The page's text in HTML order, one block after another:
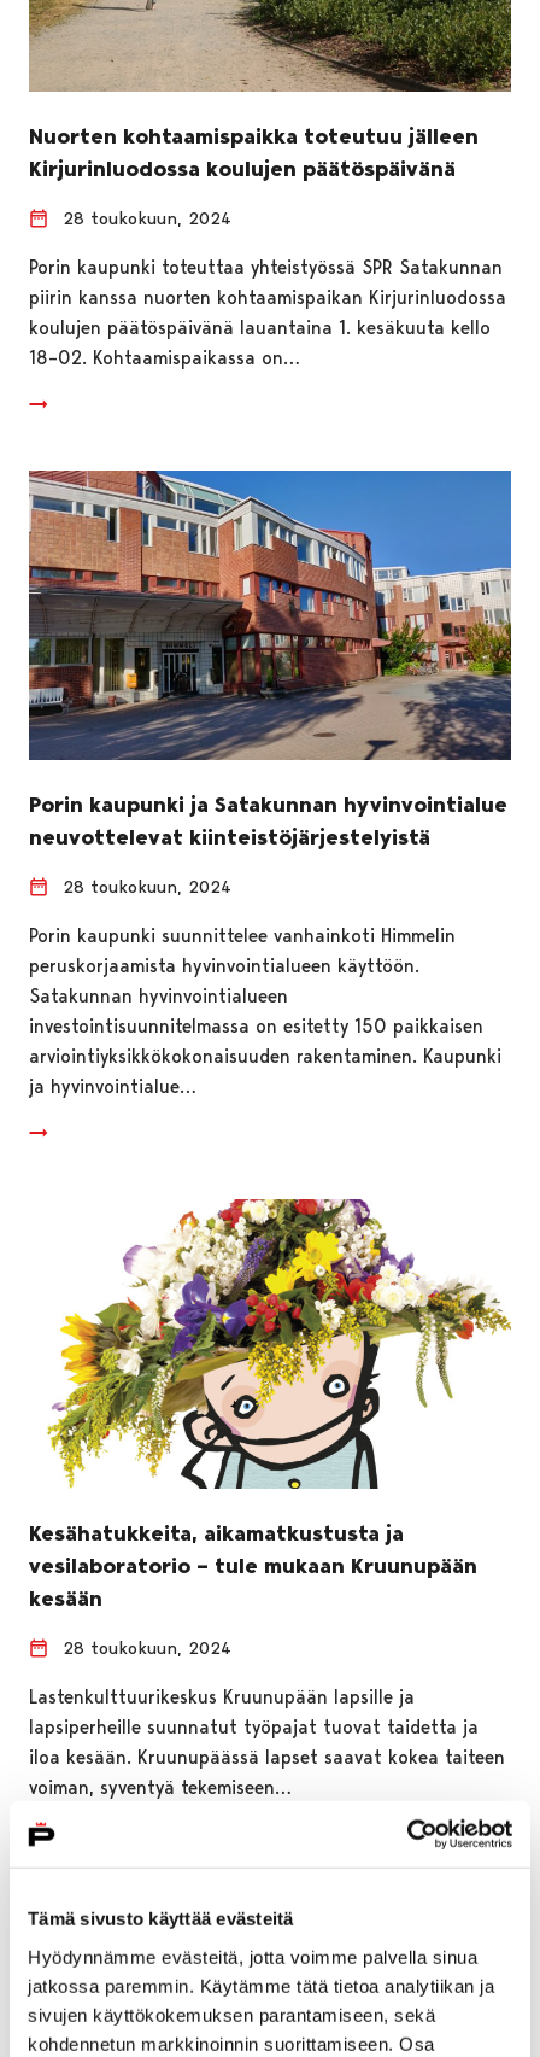
Tämä sivusto käyttää evästeitä
Hyödynnämme evästeitä, jotta voimme palvella sinua
jatkossa paremmin. Käytämme tätä tietoa analytiikan ja
sivujen käyttökokemuksen parantamiseen, sekä
kohdennetun markkinoinnin suorittamiseen. Osa
Nuorten kohtaamispaikka toteutuu jälleen
Kirjurinluodossa koulujen päätöspäivänä
28 toukokuun, 2024
Porin kaupunki toteuttaa yhteistyössä SPR Satakunnan
piirin kanssa nuorten kohtaamispaikan Kirjurinluodossa
koulujen päätöspäivänä lauantaina 1. kesäkuuta kello
18–02. Kohtaamispaikassa on…
Porin kaupunki ja Satakunnan hyvinvointialue
neuvottelevat kiinteistöjärjestelyistä
28 toukokuun, 2024
Porin kaupunki suunnittelee vanhainkoti Himmelin
peruskorjaamista hyvinvointialueen käyttöön.
Satakunnan hyvinvointialueen
investointisuunnitelmassa on esitetty 150 paikkaisen
arviointiyksikkökokonaisuuden rakentaminen. Kaupunki
ja hyvinvointialue…
Kesähatukkeita, aikamatkustusta ja
vesilaboratorio – tule mukaan Kruunupään
kesään
28 toukokuun, 2024
Lastenkulttuurikeskus Kruunupään lapsille ja
lapsiperheille suunnatut työpajat tuovat taidetta ja
iloa kesään. Kruunupäässä lapset saavat kokea taiteen
voiman, syventyä tekemiseen…